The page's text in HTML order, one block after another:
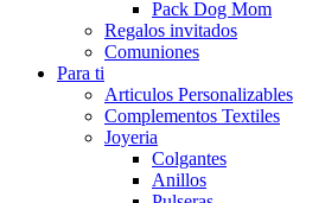
Pack Dog Mom
Regalos invitados
Comuniones
Para ti
Articulos Personalizables
Complementos Textiles
Joyeria
Colgantes
Anillos